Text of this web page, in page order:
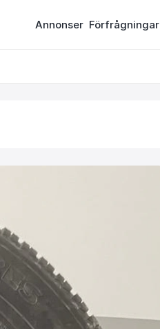
Annonser Förfrågningar